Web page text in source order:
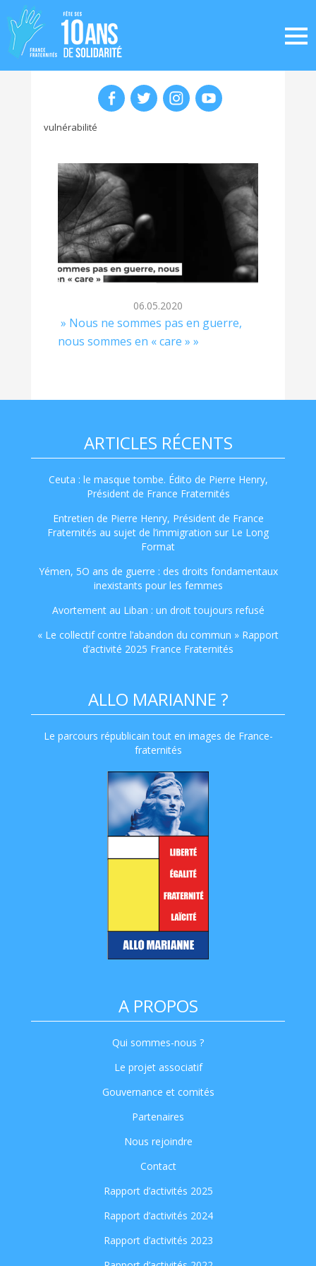
vulnérabilité
06.05.2020
» Nous ne sommes pas en guerre,
nous sommes en « care » »
ARTICLES RÉCENTS
Ceuta : le masque tombe. Édito de Pierre Henry,
Président de France Fraternités
Entretien de Pierre Henry, Président de France
Fraternités au sujet de l’immigration sur Le Long
Format
Yémen, 5O ans de guerre : des droits fondamentaux
inexistants pour les femmes
Avortement au Liban : un droit toujours refusé
« Le collectif contre l’abandon du commun » Rapport
d’activité 2025 France Fraternités
ALLO MARIANNE ?
Le parcours républicain tout en images de France-
fraternités
A PROPOS
Qui sommes-nous ?
Le projet associatif
Gouvernance et comités
Partenaires
Nous rejoindre
Contact
Rapport d’activités 2025
Rapport d’activités 2024
Rapport d’activités 2023